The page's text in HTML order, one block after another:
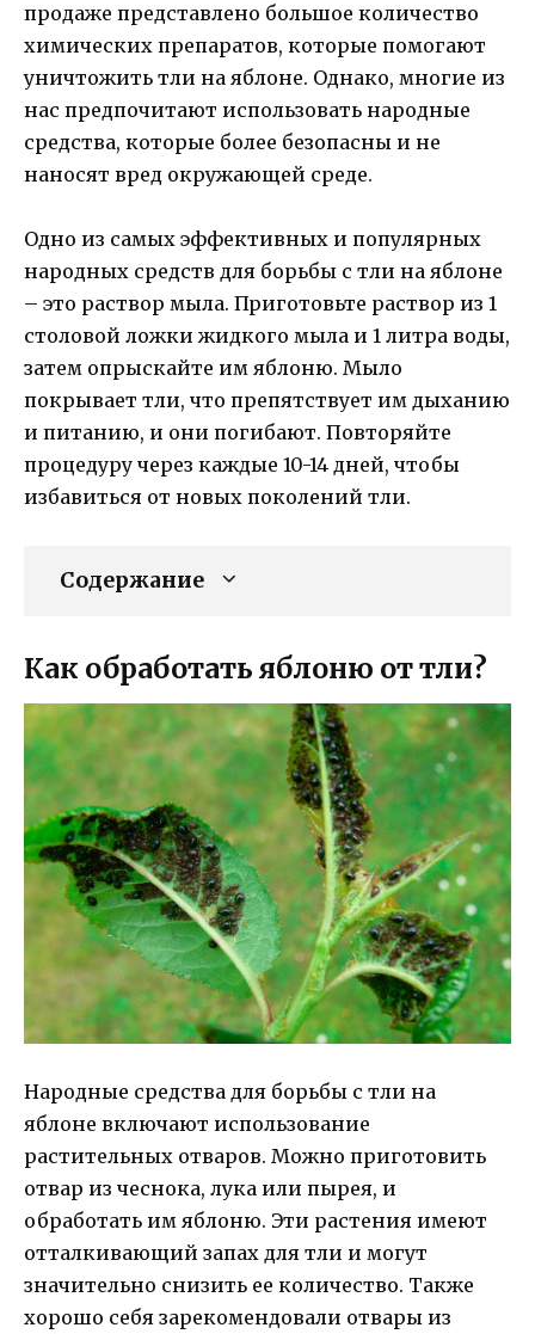
продаже представлено большое количество
химических препаратов, которые помогают
уничтожить тли на яблоне. Однако, многие из
нас предпочитают использовать народные
средства, которые более безопасны и не
наносят вред окружающей среде.
Одно из самых эффективных и популярных
народных средств для борьбы с тли на яблоне
– это раствор мыла. Приготовьте раствор из 1
столовой ложки жидкого мыла и 1 литра воды,
затем опрыскайте им яблоню. Мыло
покрывает тли, что препятствует им дыханию
и питанию, и они погибают. Повторяйте
процедуру через каждые 10-14 дней, чтобы
избавиться от новых поколений тли.
Содержание
Как обработать яблоню от тли?
Народные средства для борьбы с тли на
яблоне включают использование
растительных отваров. Можно приготовить
отвар из чеснока, лука или пырея, и
обработать им яблоню. Эти растения имеют
отталкивающий запах для тли и могут
значительно снизить ее количество. Также
хорошо себя зарекомендовали отвары из